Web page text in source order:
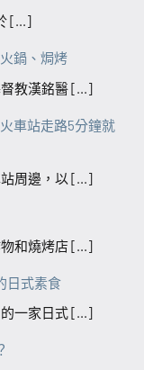
[...]
鍋、焗烤
督教漢銘醫 [...]
車站走路5分鐘就
周邊，以 [...]
物和燒烤店 [...]
日式素食
一家日式 [...]